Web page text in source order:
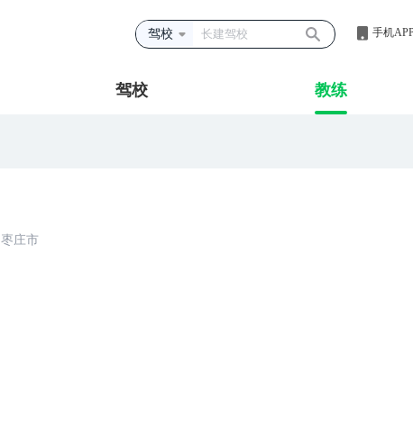
驾校 手机
驾校 教练
枣庄市